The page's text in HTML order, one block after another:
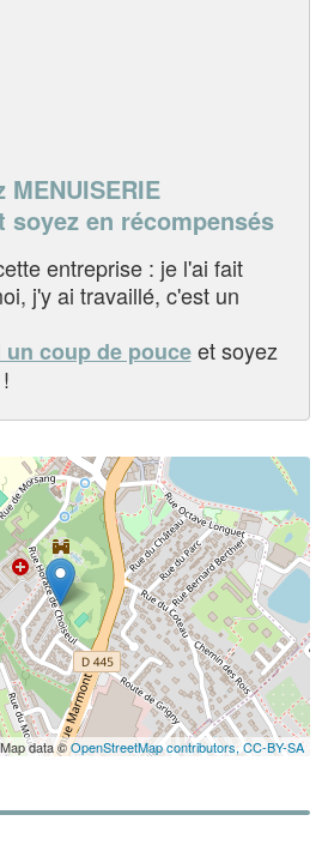
soyez en récompensés
entreprise : je l'ai fait
j'y ai travaillé, c'est un
coup de pouceet soyez
data ©OpenStreetMap contributors, CC-BY-SA